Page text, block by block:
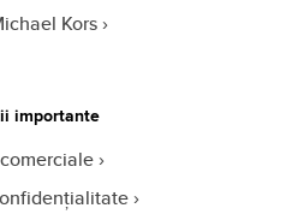
Kors
importante